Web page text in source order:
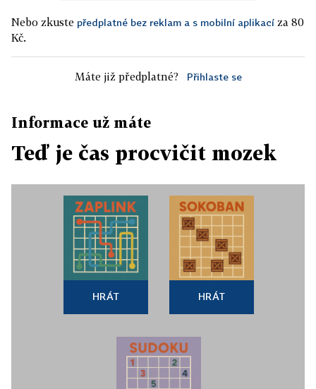
Nebo zkuste předplatné bez reklam a s mobilní aplikací za 80
Kč.
Máte již předplatné? Přihlaste se
Informace už máte
Teď je čas procvičit mozek
HRÁT HRÁT